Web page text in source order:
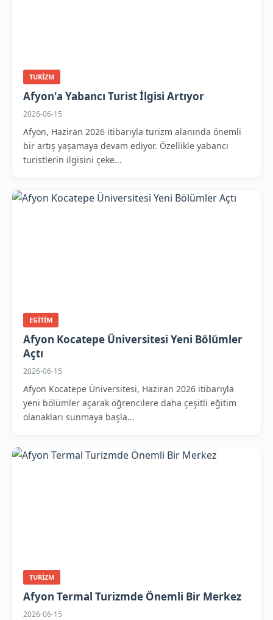
TURIZM
Afyon'a Yabancı Turist İlgisi Artıyor
2026-06-15
Afyon, Haziran 2026 itibarıyla turizm alanında önemli
bir artış yaşamaya devam ediyor. Özellikle yabancı
turistlerin ilgisini çeke...
EGITIM
Afyon Kocatepe Üniversitesi Yeni Bölümler
Açtı
2026-06-15
Afyon Kocatepe Üniversitesi, Haziran 2026 itibarıyla
yeni bölümler açarak öğrencilere daha çeşitli eğitim
olanakları sunmaya başla...
TURIZM
Afyon Termal Turizmde Önemli Bir Merkez
2026-06-15